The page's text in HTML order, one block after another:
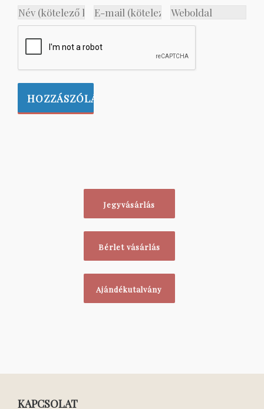
Jegyvásárlás
Bérlet vásárlás
Ajándékutalvány
KAPCSOLAT